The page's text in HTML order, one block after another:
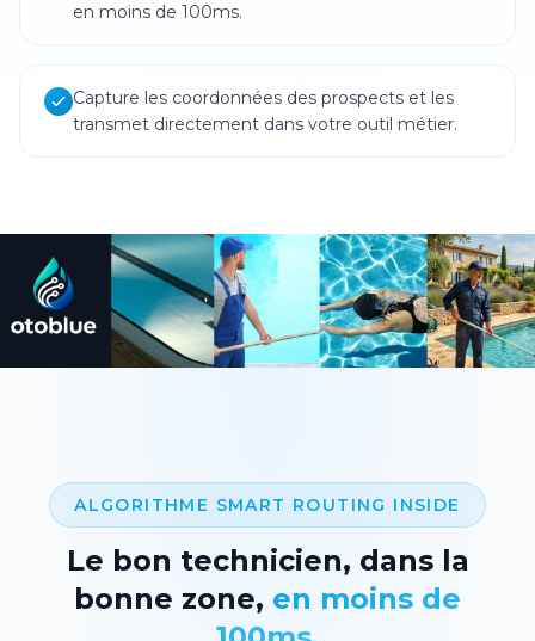
en moins de 100ms.
Capture les coordonnées des prospects et les
transmet directement dans votre outil métier.
ALGORITHME SMART ROUTING INSIDE
Le bon technicien, dans la
bonne zone, en moins de